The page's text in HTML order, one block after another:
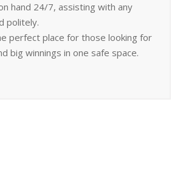
hand 24/7, assisting with any
politely.
perfect place for those looking for
big winnings in one safe space.